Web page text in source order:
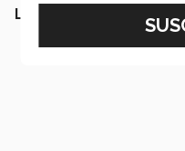
LEE TAMBIÉN: